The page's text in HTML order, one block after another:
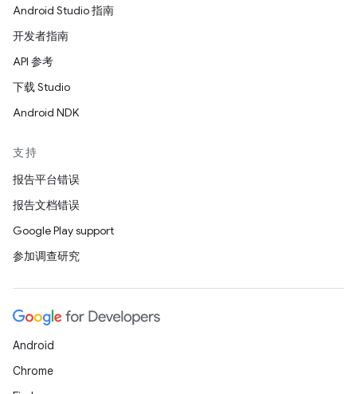
Android Studio 指南
开发者指南
API 参考
下载 Studio
Android NDK
支持
报告平台错误
报告文档错误
Google Play support
参加调查研究
Android
Chrome